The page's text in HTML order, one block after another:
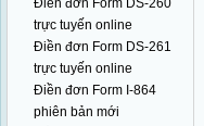
Điền đơn Form DS-260
trực tuyến online
Điền đơn Form DS-261
trực tuyến online
Điền đơn Form I-864
phiên bản mới